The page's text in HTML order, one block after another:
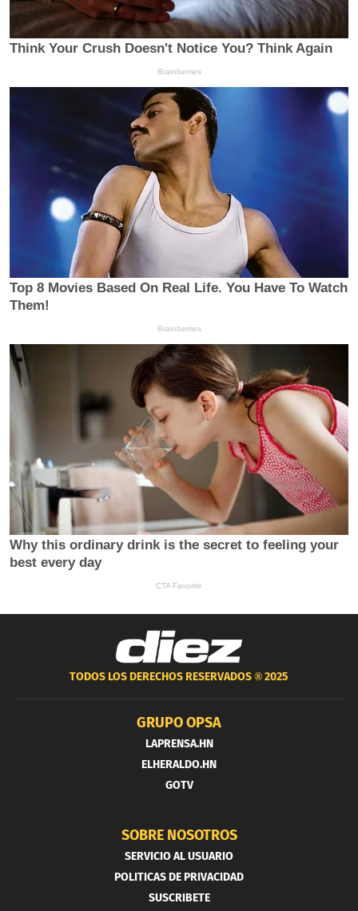
TODOS LOS DERECHOS RESERVADOS ®2025
GRUPO OPSA
LAPRENSA.HN
ELHERALDO.HN
GOTV
SOBRE NOSOTROS
SERVICIO AL USUARIO
POLITICAS DE PRIVACIDAD
SUSCRIBETE